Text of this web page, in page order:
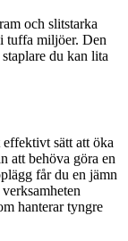
och slitstarka
tuffa miljöer. Den
du kan lita
sätt att öka
att behöva göra en
får du en jämn
hanterar tyngre